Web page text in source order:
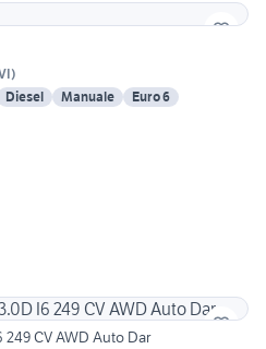
)
Diesel Manuale Euro 6
CV AWD Auto Dar